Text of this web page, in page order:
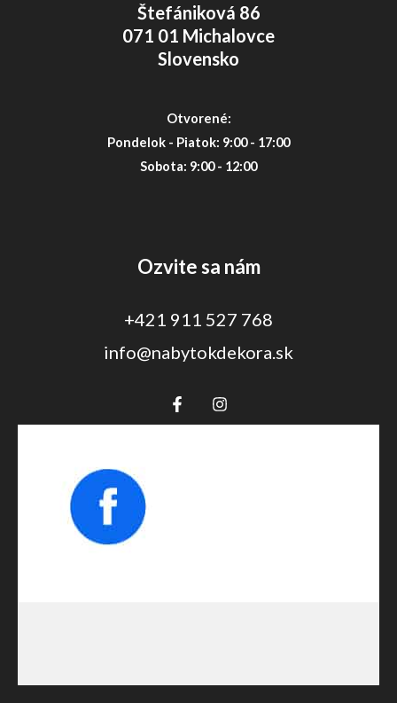
Štefániková 86
071 01 Michalovce
Slovensko
Otvorené:
Pondelok - Piatok: 9:00 - 17:00
Sobota: 9:00 - 12:00
Ozvite sa nám
+421 911 527 768
info@nabytokdekora.sk